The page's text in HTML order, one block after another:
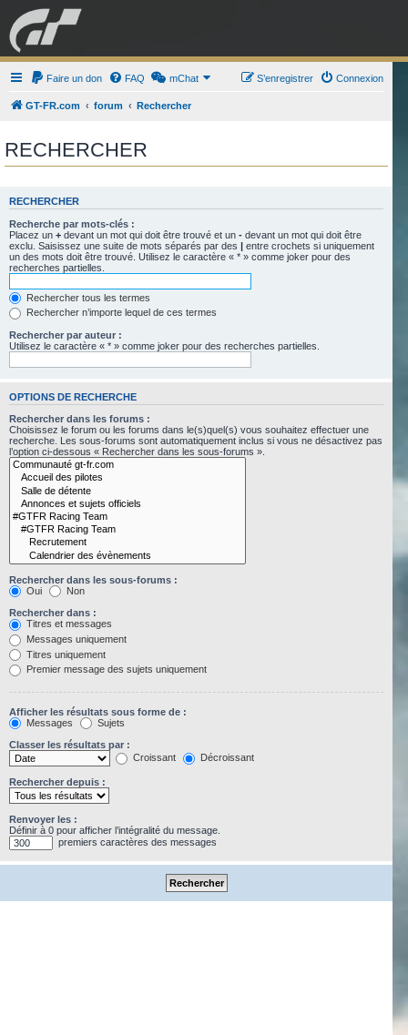
GRAN TURISMO FORUM
ESPORT BOUTIQUE
Faire un don FAQ mChat Connexion
S’enregistrer
GT-FR.com forum Rechercher
RECHERCHER
RECHERCHER
Recherche par mots-clés :
Placez un + devant un mot qui doit être trouvé et un - devant un mot qui doit être
exclu. Saisissez une suite de mots séparés par des | entre crochets si uniquement
un des mots doit être trouvé. Utilisez le caractère « * » comme joker pour des
recherches partielles.
Rechercher tous les termes
Rechercher n’importe lequel de ces termes
Rechercher par auteur :
Utilisez le caractère « * » comme joker pour des recherches partielles.
OPTIONS DE RECHERCHE
Rechercher dans les forums :
Choisissez le forum ou les forums dans le(s)quel(s) vous souhaitez effectuer une
recherche. Les sous-forums sont automatiquement inclus si vous ne désactivez pas
l’option ci-dessous « Rechercher dans les sous-forums ».
Rechercher dans les sous-forums :
Oui
Non
Rechercher dans :
Titres et messages
Messages uniquement
Titres uniquement
Premier message des sujets uniquement
Afficher les résultats sous forme de :
Messages
Sujets
Classer les résultats par :
Croissant
Décroissant
Rechercher depuis :
Renvoyer les :
Définir à 0 pour afficher l’intégralité du message.
premiers caractères des messages